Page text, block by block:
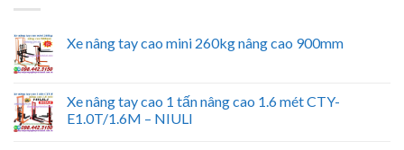
Xe nâng tay cao mini 260kg nâng cao 900mm
Xe nâng tay cao 1 tấn nâng cao 1.6 mét CTY-
E1.0T/1.6M – NIULI